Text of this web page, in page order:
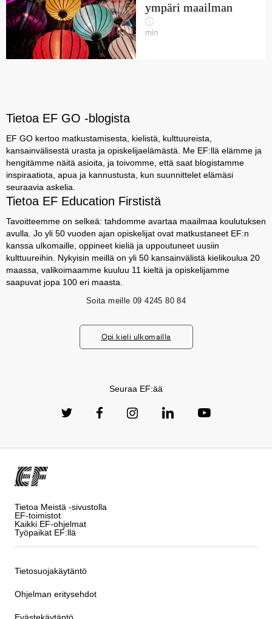
ympäri maailman
min
Tietoa EF GO -blogista
EF GO kertoo matkustamisesta, kielistä, kulttuureista,
kansainvälisestä urasta ja opiskelijaelämästä. Me EF:llä elämme ja
hengitämme näitä asioita, ja toivomme, että saat blogistamme
inspiraatiota, apua ja kannustusta, kun suunnittelet elämäsi
seuraavia askelia.
Tietoa EF Education Firstistä
Tavoitteemme on selkeä: tahdomme avartaa maailmaa koulutuksen
avulla. Jo yli 50 vuoden ajan opiskelijat ovat matkustaneet EF:n
kanssa ulkomaille, oppineet kieliä ja uppoutuneet uusiin
kulttuureihin. Nykyisin meillä on yli 50 kansainvälistä kielikoulua 20
maassa, valikoimaamme kuuluu 11 kieltä ja opiskelijamme
saapuvat jopa 100 eri maasta.
Soita meille 09 4245 80 84
Opi kieli ulkomailla
Seuraa EF:ää
Tietoa Meistä -sivustolla
EF-toimistot
Kaikki EF-ohjelmat
Työpaikat EF:llä
Tietosuojakäytäntö
Ohjelman eritysehdot